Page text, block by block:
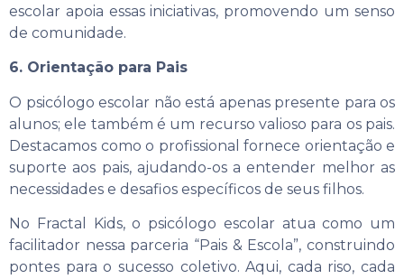
escolar apoia essas iniciativas, promovendo um senso
de comunidade.
6. Orientação para Pais
O psicólogo escolar não está apenas presente para os
alunos; ele também é um recurso valioso para os pais.
Destacamos como o profissional fornece orientação e
suporte aos pais, ajudando-os a entender melhor as
necessidades e desafios específicos de seus filhos.
No Fractal Kids, o psicólogo escolar atua como um
facilitador nessa parceria “Pais & Escola”, construindo
pontes para o sucesso coletivo. Aqui, cada riso, cada